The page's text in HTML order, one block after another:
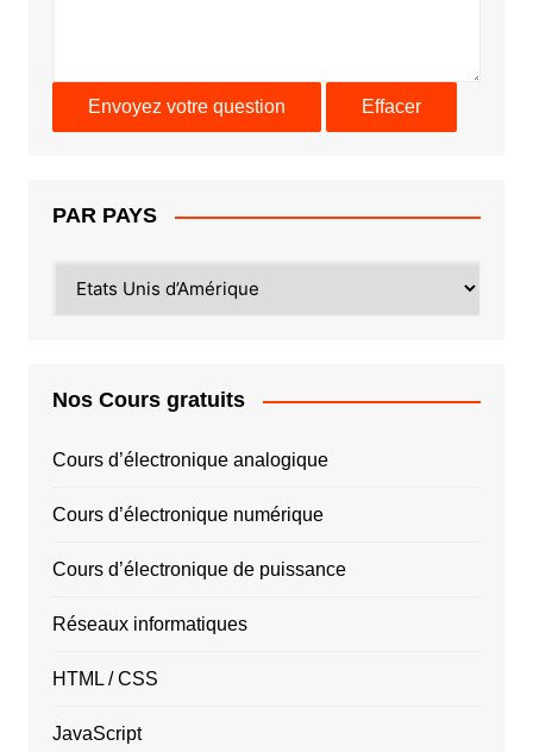
PAR PAYS
PAYS
Nos Cours gratuits
Cours d’électronique analogique
Cours d’électronique numérique
Cours d’électronique de puissance
Réseaux informatiques
HTML / CSS
JavaScript